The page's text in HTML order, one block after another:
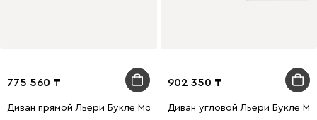
775 560
Диван прямой Льери Букле Молочный
902 350
Диван угловой Льери Букле